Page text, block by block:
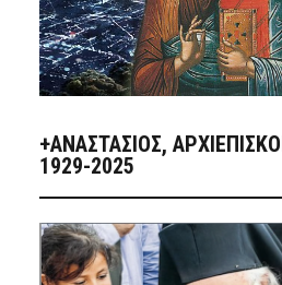
+ΑΝΑΣΤΆΣΙΟΣ,
1929-2025